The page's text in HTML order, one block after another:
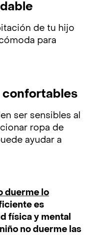
de tu hijo
para
confortables
ser sensibles al
ropa de
ayudar a
duerme lo
es
física y mental
no duerme las